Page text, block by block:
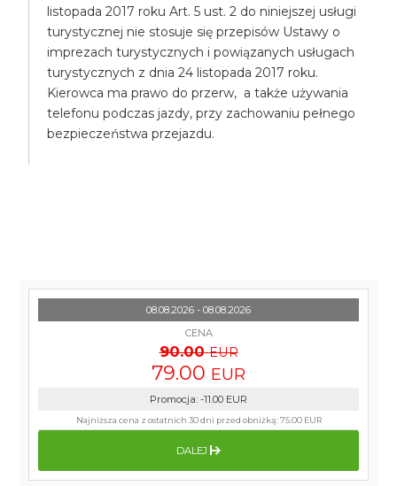
listopada 2017 roku Art. 5 ust. 2 do niniejszej usługi
turystycznej nie stosuje się przepisów Ustawy o
imprezach turystycznych i powiązanych usługach
turystycznych z dnia 24 listopada 2017 roku.
Kierowca ma prawo do przerw, a także używania
telefonu podczas jazdy, przy zachowaniu pełnego
bezpieczeństwa przejazdu.
08.08.2026 - 08.08.2026
CENA
90.00 EUR
79.00 EUR
Promocja: -11.00 EUR
Najniższa cena z ostatnich 30 dni przed obniżką:75.00 EUR
DALEJ